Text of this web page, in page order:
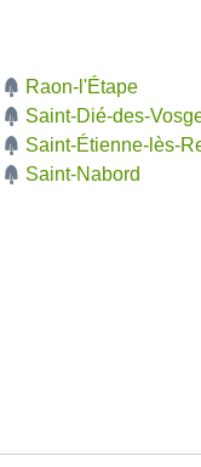
Raon-l'Étape
Saint-Dié-des-
Saint-Étienne-lès-
Saint-Nabord